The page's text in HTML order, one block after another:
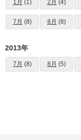
1月 (1) 2月 (4)
7月 (8) 8月 (8)
2013年
7月 (8) 8月 (5)